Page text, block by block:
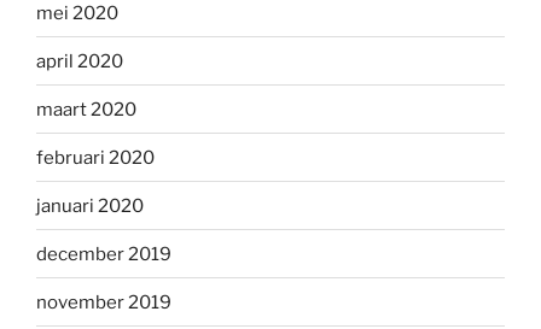
mei 2020
april 2020
maart 2020
februari 2020
januari 2020
december 2019
november 2019